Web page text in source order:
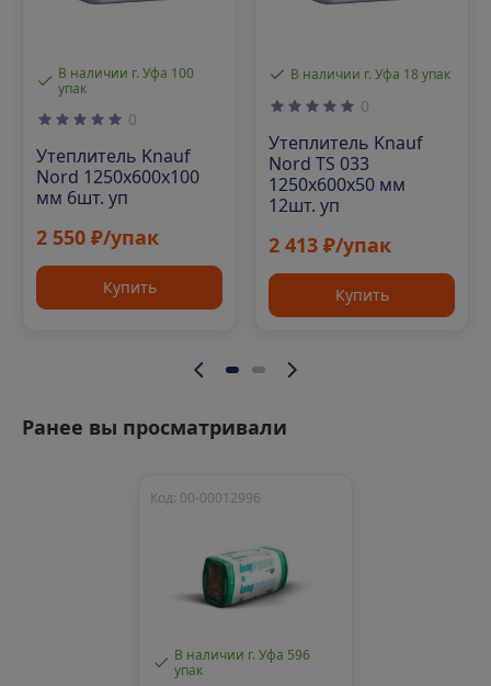
В наличии г. Уфа 100
упак
0
Утеплитель Knauf
Nord 1250х600х100
мм 6шт. уп
2 550 ₽/упак
Купить
В наличии г. Уфа 18 упак
0
Утеплитель Knauf
Nord TS 033
1250х600х50 мм
12шт. уп
2 413 ₽/упак
Купить
Ранее вы просматривали
В наличии г. Уфа 596
упак
Код: 00-00012996